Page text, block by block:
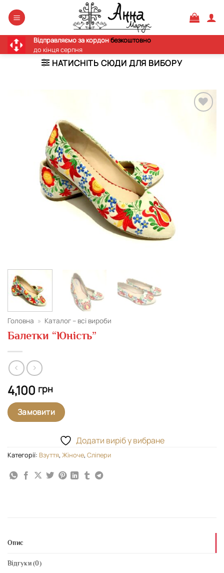
Відправляємо за кордонбезкоштовно
до кінця серпня
НАТИСНІТЬ СЮДИ ДЛЯ ВИБОРУ
Головна » Каталог – всі вироби
Балетки “Юність”
4,100 грн
Замовити
Додати виріб у вибране
Категорії: Взуття, Жіноче, Сліпери
Опис
Відгуки (0)